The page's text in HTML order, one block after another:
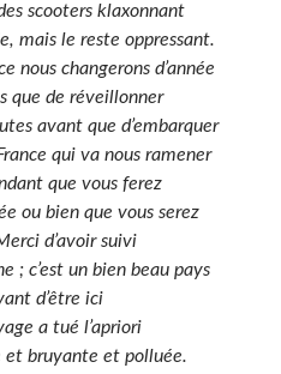
scooters klaxonnant
mais le reste oppressant.
nous changerons d’année
que de réveillonner
avant que d’embarquer
qui va nous ramener
que vous ferez
ou bien que vous serez
d’avoir suivi
; c’est un bien beau pays
d’être ici
a tué l’apriori
et bruyante et polluée.